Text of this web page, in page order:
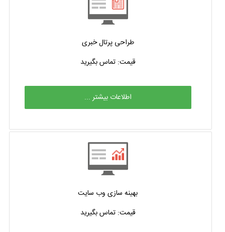
طراحی پرتال خبری
قیمت: تماس بگیرید
اطلاعات بیشتر ...
بهینه سازی وب سایت
قیمت: تماس بگیرید